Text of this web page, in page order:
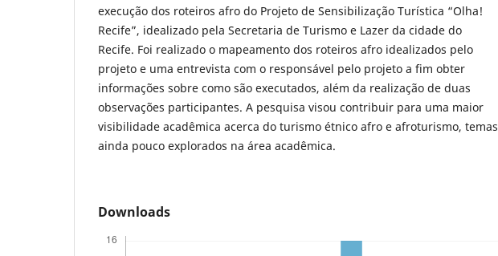
execução dos roteiros afro do Projeto de Sensibilização Turística “Olha!
Recife”, idealizado pela Secretaria de Turismo e Lazer da cidade do
Recife. Foi realizado o mapeamento dos roteiros afro idealizados pelo
projeto e uma entrevista com o responsável pelo projeto a fim obter
informações sobre como são executados, além da realização de duas
observações participantes. A pesquisa visou contribuir para uma maior
visibilidade acadêmica acerca do turismo étnico afro e afroturismo, temas
ainda pouco explorados na área acadêmica.
Downloads